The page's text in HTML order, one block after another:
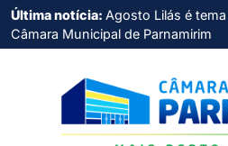
Última notícia: Agosto Lilás é
Câmara Municipal de Parnamirim